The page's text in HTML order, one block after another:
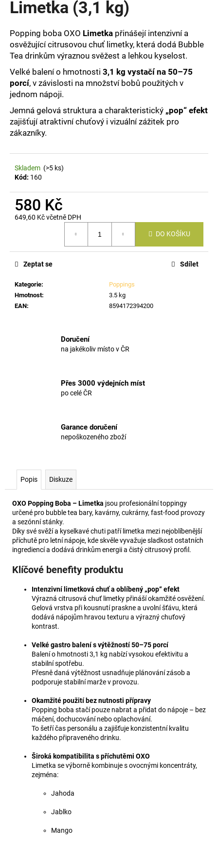
Limetka (3,1 kg)
Popping boba OXO Limetka přinášejí intenzivní a
osvěžující citrusovou chuť limetky, která dodá Bubble
Tea drinkům výraznou svěžest a lehkou kyselost.
Velké balení o hmotnosti 3,1 kg vystačí na 50–75
porcí, v závislosti na množství bobů použitých v
jednom nápoji.
Jemná gelová struktura a charakteristický „pop“ efekt
zajišťují atraktivní chuťový i vizuální zážitek pro
zákazníky.
Skladem (>5 ks)
Kód: 160
580 Kč
649,60 Kč včetně DPH
DO KOŠÍKU
Kategorie:
Poppings
Hmotnost:
3.5 kg
EAN: 8594172394200
Zeptat se Sdílet
Doručení
na jakékoliv místo v ČR
Přes 3000 výdejních míst
po celé ČR
Garance doručení
nepoškozeného zboží
Popis Diskuze
OXO Popping Boba – Limetka jsou profesionální toppingy
určené pro bubble tea bary, kavárny, cukrárny, fast-food provozy
a sezónní stánky.
Díky své svěží a kyselkavé chuti patří limetka mezi nejoblíbenější
příchutě pro letní nápoje, kde skvěle vyvažuje sladkost ostatních
ingrediencí a dodává drinkům energii a čistý citrusový profil.
Klíčové benefity produktu
Intenzivní limetková chuť a oblíbený „pop“ efekt
Výrazná citrusová chuť limetky přináší okamžité osvěžení.
Gelová vrstva při kousnutí praskne a uvolní šťávu, která
dodává nápojům hravou texturu a výrazný chuťový
kontrast.
Velké gastro balení s výtěžností 50–75 porcí
Balení o hmotnosti 3,1 kg nabízí vysokou efektivitu a
stabilní spotřebu.
Přesně daná výtěžnost usnadňuje plánování zásob a
podporuje stabilní marže v provozu.
Okamžité použití bez nutnosti přípravy
Popping boba stačí pouze nabrat a přidat do nápoje – bez
máčení, dochucování nebo oplachování.
To šetří čas personálu a zajišťuje konzistentní kvalitu
každého připraveného drinku.
Široká kompatibilita s příchutěmi OXO
Limetka se výborně kombinuje s ovocnými koncentráty,
zejména:
Jahoda
Jablko
Mango
a
í
t
HLEDAT
D
o
p
e
m